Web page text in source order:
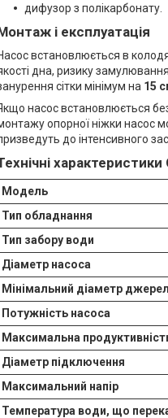
дифузор з полікарбонату.
і експлуатація
встановлюється в
дна, ризику
сітки мінімум на 15
насос встановлюється
опорної ніжки насос
до інтенсивного
Модель
Тип обладнання
Тип забору води
Діаметр насоса
Мінімальний діаметр
Потужність насоса
Максимальна
Діаметр підключення
Максимальний напір
Температура води, що